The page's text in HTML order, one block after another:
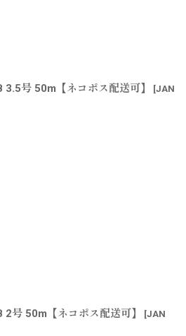
号 50m【ネコポス配送可】 [JAN
号 50m【ネコポス配送可】 [JAN